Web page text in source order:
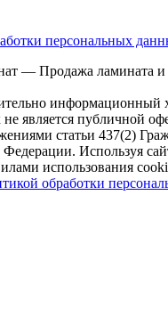
персональных
— Продажа ламината
информационный
является публичной
статьи 437(2)
Федерации. Используя
использования
обработки